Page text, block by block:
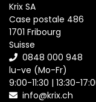
Krix SA
Case postale 486
1701 Fribourg
Suisse
0848 000 948
lu-ve (Mo-Fr)
9:00-11:30 | 13:30-
info@krix.ch